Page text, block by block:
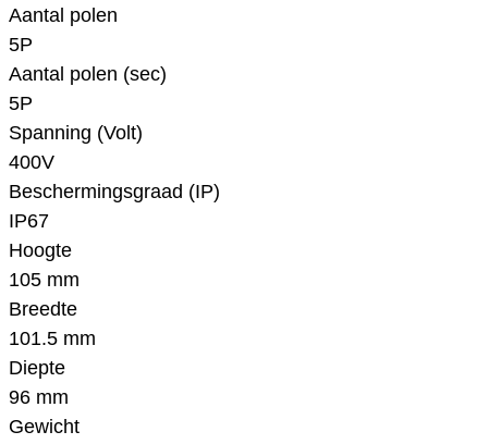
Aantal polen
5P
Aantal polen (sec)
5P
Spanning (Volt)
400V
Beschermingsgraad (IP)
IP67
Hoogte
105 mm
Breedte
101.5 mm
Diepte
96 mm
Gewicht